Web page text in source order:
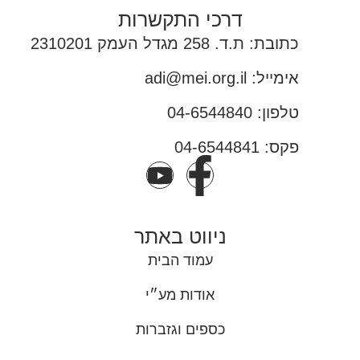
דרכי התקשרות
כתובת: ת.ד. 258 מגדל העמק 2310201
אימייל: adi@mei.org.il
טלפון: 04-6544840
פקס: 04-6544841
ניווט באתר
עמוד הבית
אודות מע״י
כספים וגזברות